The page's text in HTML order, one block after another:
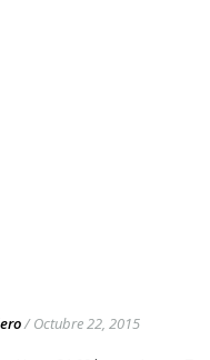
/Octubre 22, 2015